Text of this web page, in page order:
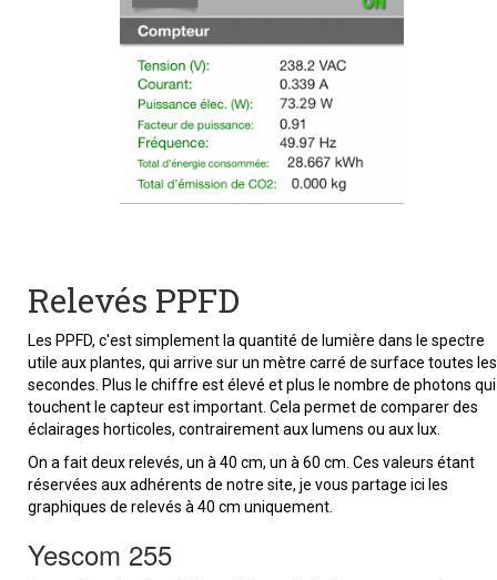
Relevés PPFD
Les PPFD, c'est simplement la quantité de lumière dans le spectre
utile aux plantes, qui arrive sur un mètre carré de surface toutes les
secondes. Plus le chiffre est élevé et plus le nombre de photons qui
touchent le capteur est important. Cela permet de comparer des
éclairages horticoles, contrairement aux lumens ou aux lux.
On a fait deux relevés, un à 40 cm, un à 60 cm. Ces valeurs étant
réservées aux adhérents de notre site, je vous partage ici les
graphiques de relevés à 40 cm uniquement.
Yescom 255